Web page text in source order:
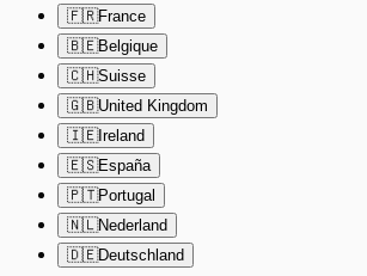
🇫🇷France
🇧🇪Belgique
🇨🇭Suisse
🇬🇧United Kingdom
🇮🇪Ireland
🇪🇸España
🇵🇹Portugal
🇳🇱Nederland
🇩🇪Deutschland